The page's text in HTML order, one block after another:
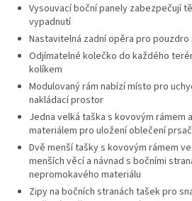
Vysouvací boční panely zabezpečují
vypadnutí
Nastavitelná zadní opěra pro pouzdro
Odjímatelné kolečko do každého
kolíkem
Modulovaný rám nabízí místo pro
nakládací prostor
Jedna velká taška s kovovým rámem
materiálem pro uložení oblečení
Dvě menší tašky s kovovým rámem
menších věcí a návnad s bočními
nepromokavého materiálu
Zipy na bočních stranách tašek pro